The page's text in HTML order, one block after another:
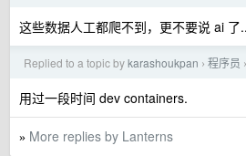
这些数据人工都爬不到，更不要说 ai 了
Replied to a topic bykarashoukpan › 程序员 ›
用过一段时间 dev containers.
» More replies by Lanterns